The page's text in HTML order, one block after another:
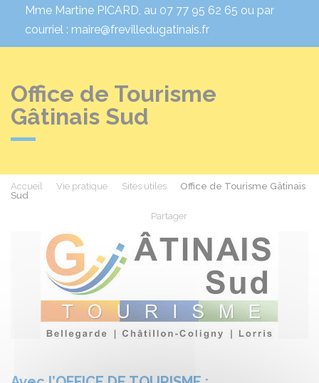
Mme Martine PICARD, au 07 77 95 62 65 ou par
courriel : maire@frevilledugatinais.fr
Office de Tourisme
Gâtinais Sud
Accueil Vie pratique Sites utiles
Office de Tourisme Gâtinais
Sud
Partager